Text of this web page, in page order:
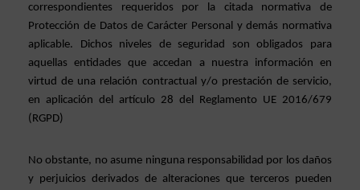
correspondientes requeridos por la citada normativa de
Protección de Datos de Carácter Personal y demás normativa
aplicable. Dichos niveles de seguridad son obligados para
aquellas entidades que accedan a nuestra información en
virtud de una relación contractual y/o prestación de servicio,
en aplicación del artículo 28 del Reglamento UE 2016/679
(RGPD)
No obstante, no asume ninguna responsabilidad por los daños
y perjuicios derivados de alteraciones que terceros pueden